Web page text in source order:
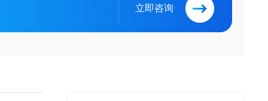
立即咨询